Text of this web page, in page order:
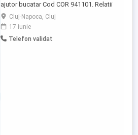
ajutor bucatar Cod COR 941101. Relatii
pentru depunerea CV-urilor la nr. de tel: .
Cluj-Napoca, Cluj
17 iunie
Telefon validat